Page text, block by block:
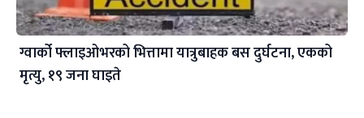
ग्वार्को फ्लाइओभरको भित्तामा यात्रुबाहक बस दुर्घटना, एकको
मृत्यु, १९ जना घाइते